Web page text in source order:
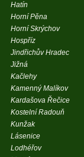
Hatín
Horní Pěna
Horní Skrýchov
Hospříz
Jindřichův Hradec
Jižná
Kačlehy
Kamenný Malíkov
Kardašova Řečice
Kostelní Radouň
Kunžak
Lásenice
Lodhéřov